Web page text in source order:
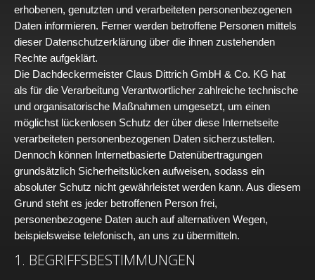
erhobenen, genutzten und verarbeiteten personenbezogenen
Daten informieren. Ferner werden betroffene Personen mittels
dieser Datenschutzerklärung über die ihnen zustehenden
Rechte aufgeklärt.
Die Dachdeckermeister Claus Dittrich GmbH & Co. KG hat
als für die Verarbeitung Verantwortlicher zahlreiche technische
und organisatorische Maßnahmen umgesetzt, um einen
möglichst lückenlosen Schutz der über diese Internetseite
verarbeiteten personenbezogenen Daten sicherzustellen.
Dennoch können Internetbasierte Datenübertragungen
grundsätzlich Sicherheitslücken aufweisen, sodass ein
absoluter Schutz nicht gewährleistet werden kann. Aus diesem
Grund steht es jeder betroffenen Person frei,
personenbezogene Daten auch auf alternativen Wegen,
beispielsweise telefonisch, an uns zu übermitteln.
1. BEGRIFFSBESTIMMUNGEN